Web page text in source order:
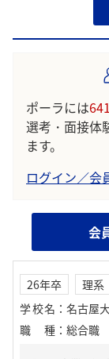
ポーラには
選考・面接体
ます。
ログイン／会
会
26年卒 理系
学校名 ： 名古屋
職種 ： 総合職